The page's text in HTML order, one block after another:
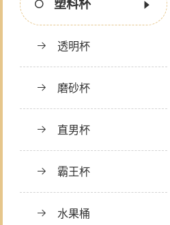
塑料杯
透明杯
磨砂杯
直男杯
霸王杯
水果桶